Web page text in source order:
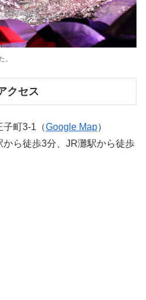
。
クセス
子町3-1（Google Map）
ら徒歩3分、JR灘駅から徒歩